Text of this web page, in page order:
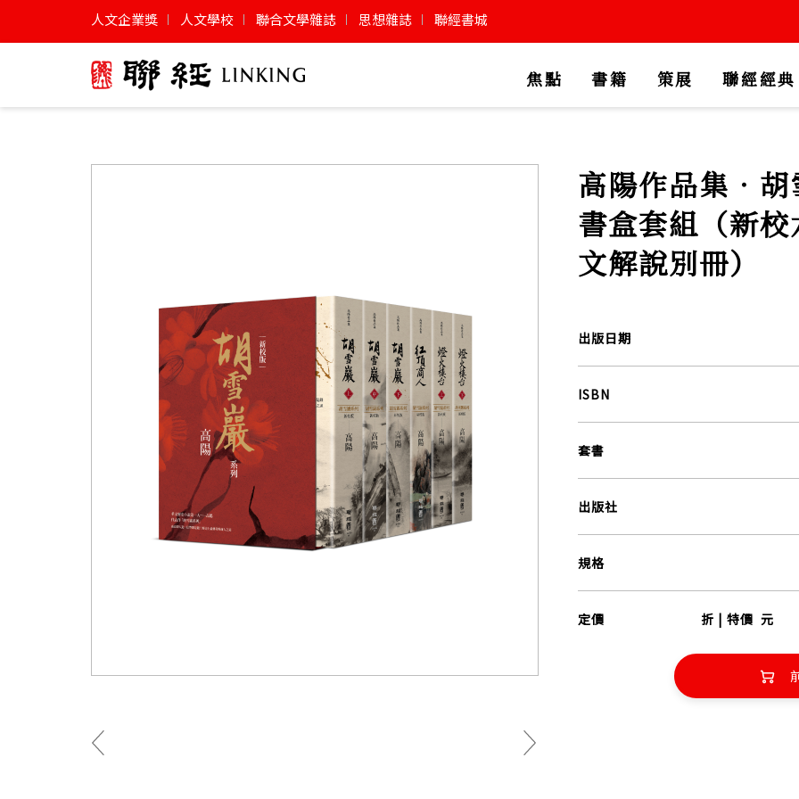
人文企業獎 人文學校 聯合文學雜誌 思想雜誌 聯經書城
焦點 書籍 策展 聯經經典
高陽作品集．
書盒套組（新
文解說別冊）
出版日期
ISBN
套書
出版社
規格
定價 折 | 特價 元